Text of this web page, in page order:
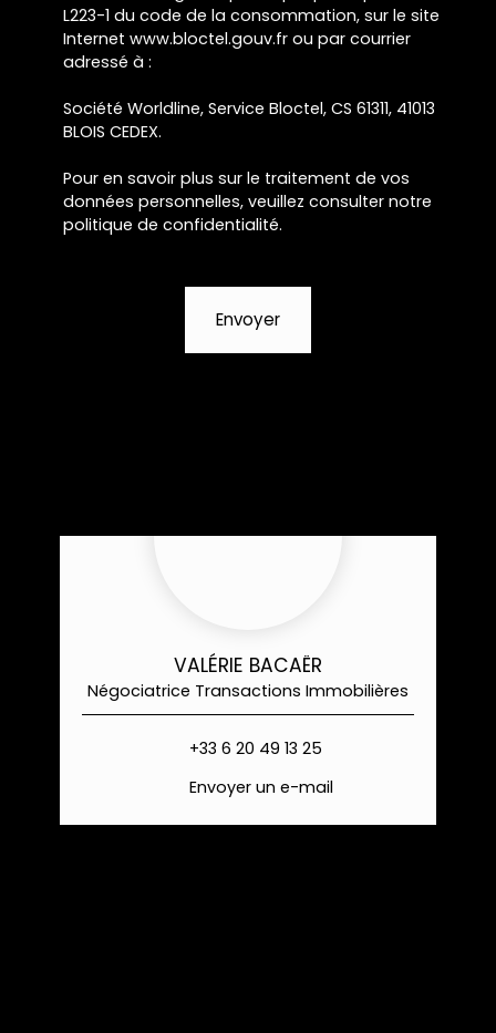
L223-1 du code de la consommation, sur le site
Internet www.bloctel.gouv.fr ou par courrier
adressé à :
Société Worldline, Service Bloctel, CS 61311, 41013
BLOIS CEDEX.
Pour en savoir plus sur le traitement de vos
données personnelles, veuillez consulter notre
politique de confidentialité.
Envoyer
VALÉRIE BACAËR
Négociatrice Transactions Immobilières
+33 6 20 49 13 25
Envoyer un e-mail